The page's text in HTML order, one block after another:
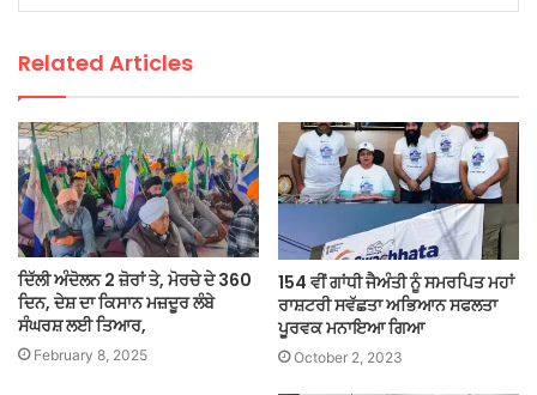
Related Articles
ਦਿੱਲੀ ਅੰਦੋਲਨ 2 ਜ਼ੋਰਾਂ ਤੇ, ਮੋਰਚੇ ਦੇ 360
ਦਿਨ, ਦੇਸ਼ ਦਾ ਕਿਸਾਨ ਮਜ਼ਦੂਰ ਲੰਬੇ
ਸੰਘਰਸ਼ ਲਈ ਤਿਆਰ,
February 8, 2025
154 ਵੀਂ ਗਾਂਧੀ ਜੈਅੰਤੀ ਨੂੰ ਸਮਰਪਿਤ ਮਹਾਂ
ਰਾਸ਼ਟਰੀ ਸਵੱਛਤਾ ਅਭਿਆਨ ਸਫਲਤਾ
ਪੂਰਵਕ ਮਨਾਇਆ ਗਿਆ
October 2, 2023